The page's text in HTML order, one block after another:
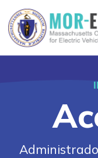
Skip to main